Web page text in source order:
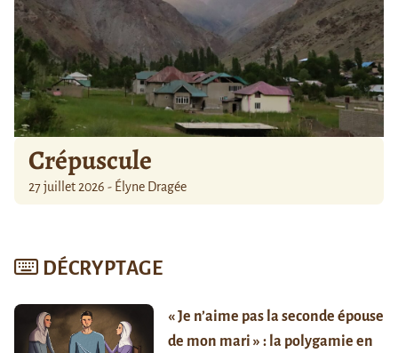
Crépuscule
27 juillet 2026 - Élyne Dragée
DÉCRYPTAGE
« Je n’aime pas la seconde épouse
de mon mari » : la polygamie en